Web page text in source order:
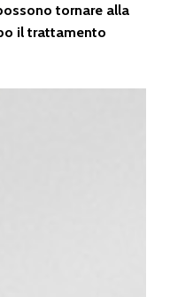
tornare alla
il trattamento